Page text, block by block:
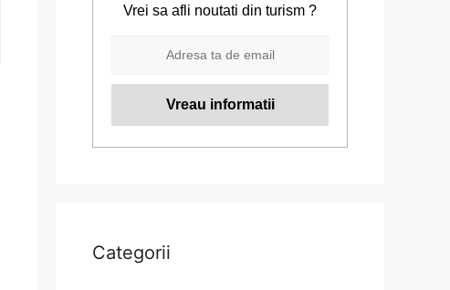
Vrei sa afli noutati din turism ?
Categorii